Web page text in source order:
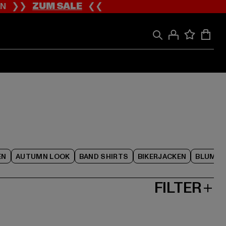
❯❯ZUM SALE❮❮
AUTUMN LOOK BAND SHIRTS BIKERJACKEN
FILTER